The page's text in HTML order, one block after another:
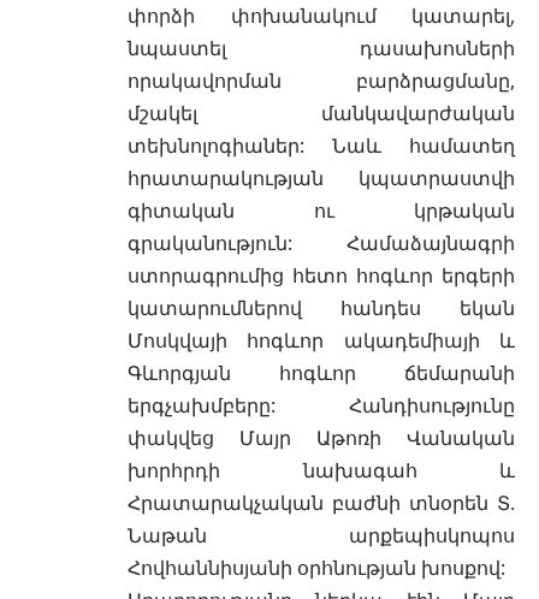
փորձի փոխանակում կատարել,
նպաստել դասախոսների
որակավորման բարձրացմանը,
մշակել մանկավարժական
տեխնոլոգիաներ: Նաև համատեղ
հրատարակության կպատրաստվի
գիտական ու կրթական
գրականություն: Համաձայնագրի
ստորագրումից հետո հոգևոր երգերի
կատարումներով հանդես եկան
Մոսկվայի հոգևոր ակադեմիայի և
Գևորգյան հոգևոր ճեմարանի
երգչախմբերը: Հանդիսությունը
փակվեց Մայր Աթոռի Վանական
խորհրդի նախագահ և
Հրատարակչական բաժնի տնօրեն Տ.
Նաթան արքեպիսկոպոս
Հովհաննիսյանի օրհնության խոսքով: